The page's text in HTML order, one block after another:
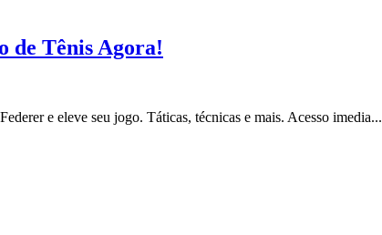
de Tênis Agora!
e eleve seu jogo. Táticas, técnicas e mais. Acesso imedia...